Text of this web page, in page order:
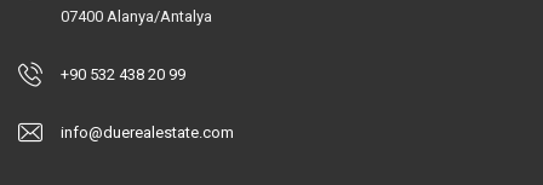
07400 Alanya/Antalya
+90 532 438 20 99
info@duerealestate.com